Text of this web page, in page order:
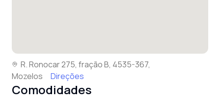
R. Ronocar 275, fração B, 4535-367,
Mozelos
Direções
Comodidades